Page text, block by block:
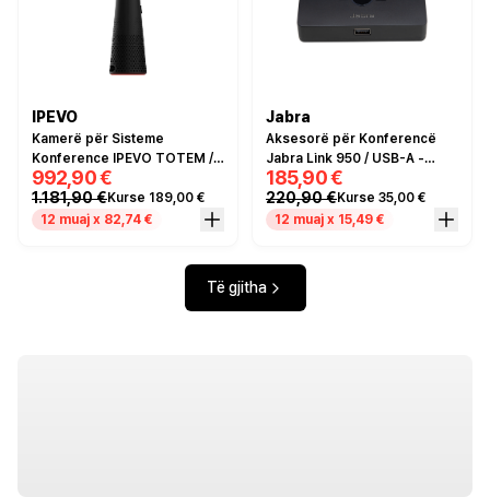
IPEVO
Kamerë për Sisteme
Konference IPEVO TOTEM /
360° – Zezë
992,90 €
1.181,90 €Kurse 189,00 €
12 muaj x 82,74 €
Jabra
Aksesorë për Konferencë
Jabra Link 950 / USB-A -
Zezë
185,90 €
220,90 €Kurse 35,00 €
12 muaj x 15,49 €
Të gjitha